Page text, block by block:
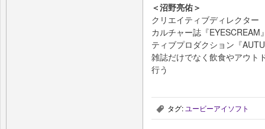
＜沼野亮佑＞
クリエイティブディレクタ
カルチャー誌『
ティブプロダクション『
雑誌だけでなく飲食やアウト
行う
, タグ: ユービーアイソフト